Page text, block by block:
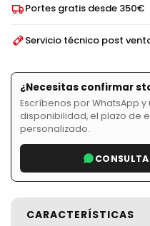
Portes gratis desde 350€
Servicio técnico post
¿Necesitas confirmar
Escríbenos por WhatsApp
disponibilidad, el plazo de
personalizado.
CARACTERÍSTICAS